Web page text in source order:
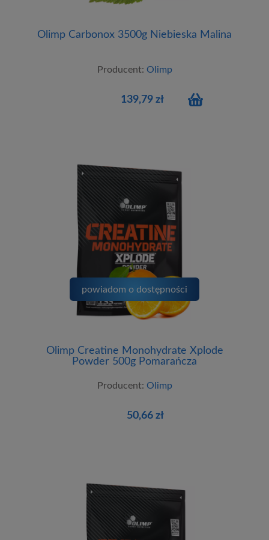
Olimp Carbonox 3500g Niebieska Malina
Producent: Olimp
139,79 zł
Olimp Creatine Monohydrate Xplode
Powder 500g Pomarańcza
Producent: Olimp
50,66 zł
powiadom o dostępności